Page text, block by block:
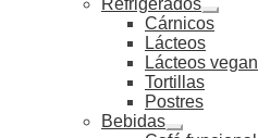
Refrigerados
Cárnicos
Lácteos
Lácteos
Tortillas
Postres
Bebidas